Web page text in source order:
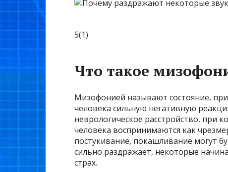
5(1)
Что такое
Мизофонией называют состояние,
человека сильную негативную
неврологическое расстройство, при
человека воспринимаются как
постукивание, покашливание могут
сильно раздражает, некоторые
страх.